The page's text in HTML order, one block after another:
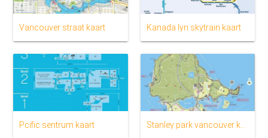
Vancouver straat kaart Kanada lyn skytrain kaart
Pcific sentrum kaart Stanley park vancouver kaart